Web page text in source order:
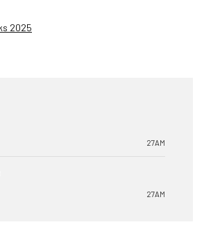
2025
27AM
27AM